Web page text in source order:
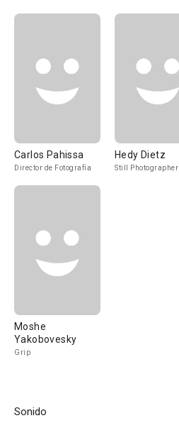
Carlos Pahissa
Director de Fotografía
Hedy Dietz
Still Photographer
Moshe
Yakobovesky
Grip
Sonido